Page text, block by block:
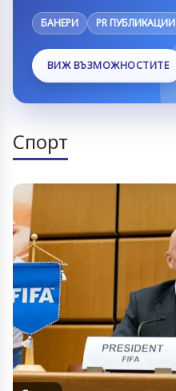
БАНЕРИ PR ПУБЛИКАЦИИ
ВИЖ ВЪЗМОЖНОСТИТЕ
Спорт